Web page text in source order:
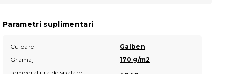
Parametri suplimentari
Culoare
Galben
Gramaj
170 g/m2